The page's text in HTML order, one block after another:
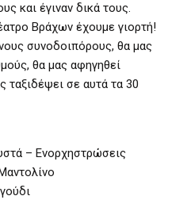
και έγιναν δικά τους.
Βράχων έχουμε γιορτή!
συνοδοιπόρους, θα μας
θα μας αφηγηθεί
ταξιδέψει σε αυτά τα 30
– Ενορχηστρώσεις